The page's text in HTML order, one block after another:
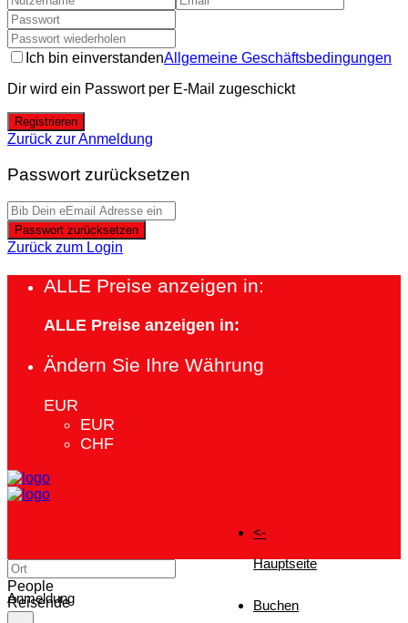
Ich bin einverstandenAllgemeine Geschäftsbedingungen
Dir wird ein Passwort per E-Mail zugeschickt
Registrieren
Zurück zur Anmeldung
Passwort zurücksetzen
Passwort zurücksetzen
Zurück zum Login
ALLE Preise anzeigen in:
ALLE Preise anzeigen in:
Ändern Sie Ihre Währung
EUR
EUR
CHF
<-
Hauptseite
Buchen
Anmeldung
People
Reisende